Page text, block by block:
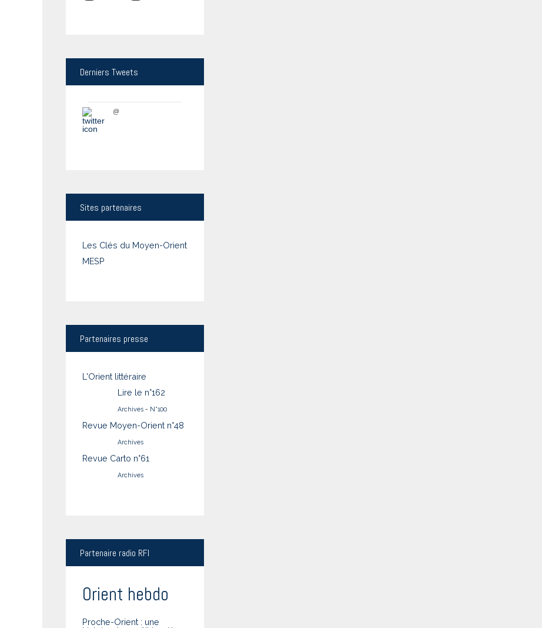
Derniers Tweets
@
Sites partenaires
Les Clés du Moyen-Orient
MESP
Partenaires presse
L'Orient littéraire
Lire le n°162
Archives - N°100
Revue Moyen-Orient n°48
Archives
Revue Carto n°61
Archives
Partenaire radio RFI
Orient hebdo
Proche-Orient : une